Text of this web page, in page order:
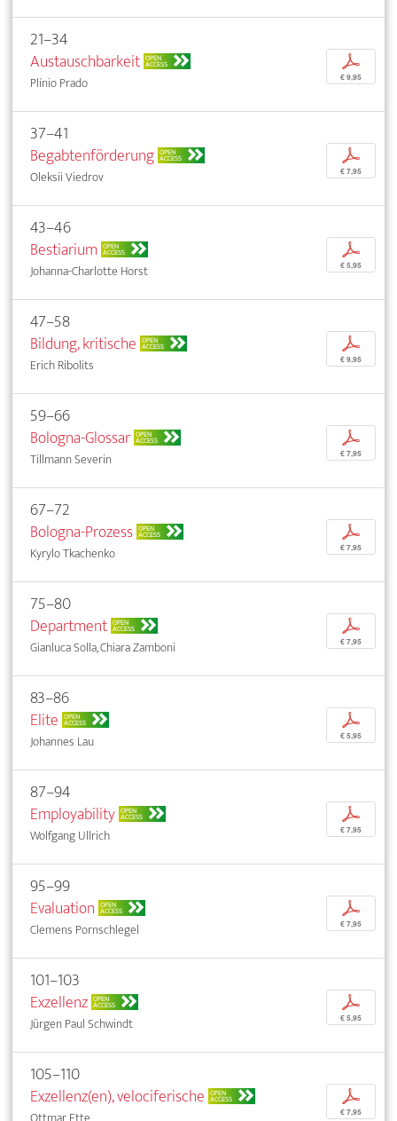
21–34
Austauschbarkeit OPEN
ACCESS
Plínio Prado
p
€ 9,95
37–41
Begabtenförderung OPEN
ACCESS
Oleksii Viedrov
p
€ 7,95
43–46
Bestiarium OPEN
ACCESS
Johanna-Charlotte Horst
p
€ 5,95
47–58
Bildung, kritische OPEN
ACCESS
Erich Ribolits
p
€ 9,95
59–66
Bologna-Glossar OPEN
ACCESS
Tillmann Severin
p
€ 7,95
67–72
Bologna-Prozess OPEN
ACCESS
Kyrylo Tkachenko
p
€ 7,95
75–80
Department OPEN
ACCESS
Gianluca Solla, Chiara Zamboni
p
€ 7,95
83–86
Elite OPEN
ACCESS
Johannes Lau
p
€ 5,95
87–94
Employability OPEN
ACCESS
Wolfgang Ullrich
p
€ 7,95
95–99
Evaluation OPEN
ACCESS
Clemens Pornschlegel
p
€ 7,95
101–103
Exzellenz OPEN
ACCESS
Jürgen Paul Schwindt
p
€ 5,95
105–110
Exzellenz(en), velociferische OPEN
ACCESS p
€ 7,95